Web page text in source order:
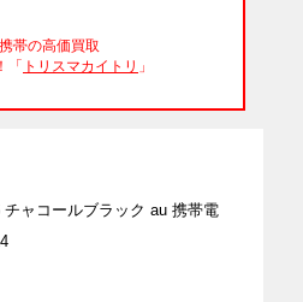
帯の高価買取
「 トリスマカイトリ 」
ャコールブラック au 携帯電